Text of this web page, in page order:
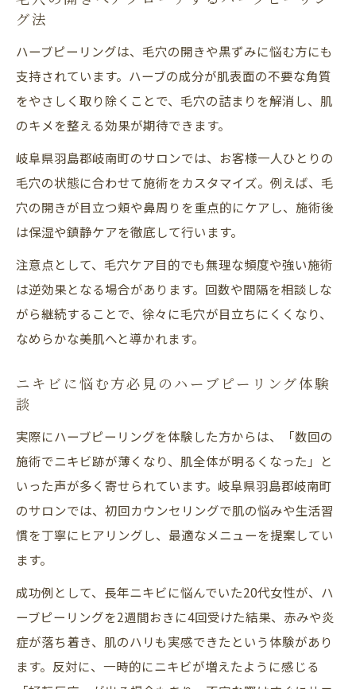
グ法
ハーブピーリングは、毛穴の開きや黒ずみに悩む方にも
支持されています。ハーブの成分が肌表面の不要な角質
をやさしく取り除くことで、毛穴の詰まりを解消し、肌
のキメを整える効果が期待できます。
岐阜県羽島郡岐南町のサロンでは、お客様一人ひとりの
毛穴の状態に合わせて施術をカスタマイズ。例えば、毛
穴の開きが目立つ頬や鼻周りを重点的にケアし、施術後
は保湿や鎮静ケアを徹底して行います。
注意点として、毛穴ケア目的でも無理な頻度や強い施術
は逆効果となる場合があります。回数や間隔を相談しな
がら継続することで、徐々に毛穴が目立ちにくくなり、
なめらかな美肌へと導かれます。
ニキビに悩む方必見のハーブピーリング体験
談
実際にハーブピーリングを体験した方からは、「数回の
施術でニキビ跡が薄くなり、肌全体が明るくなった」と
いった声が多く寄せられています。岐阜県羽島郡岐南町
のサロンでは、初回カウンセリングで肌の悩みや生活習
慣を丁寧にヒアリングし、最適なメニューを提案してい
ます。
成功例として、長年ニキビに悩んでいた20代女性が、ハ
ーブピーリングを2週間おきに4回受けた結果、赤みや炎
症が落ち着き、肌のハリも実感できたという体験があり
ます。反対に、一時的にニキビが増えたように感じる